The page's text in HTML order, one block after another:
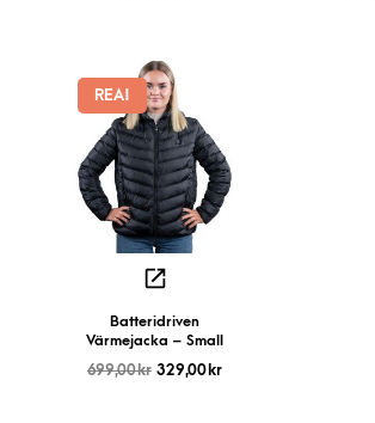
REA!
Batteridriven
Värmejacka – Small
699,00kr 329,00 kr